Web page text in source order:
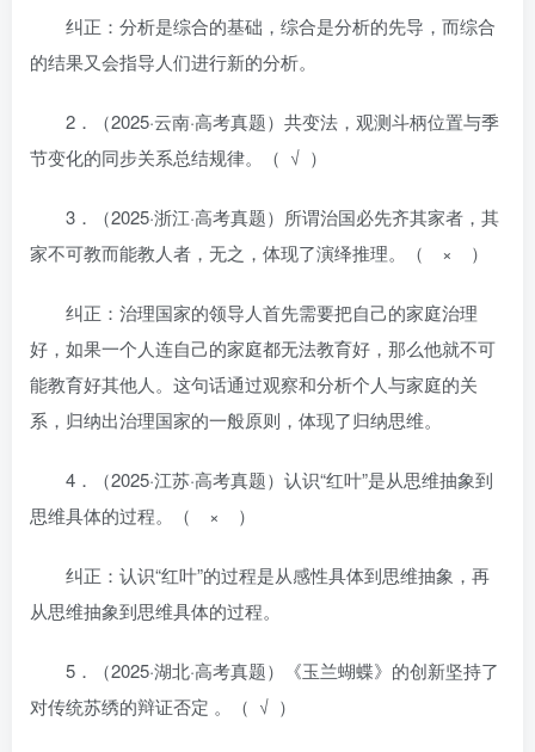
纠正：分析是综合的基础，综合是分析的先导，而综合
的结果又会指导人们进行新的分析。
2．（2025·云南·高考真题）共变法，观测斗柄位置与季
节变化的同步关系总结规律。（ √ ）
3．（2025·浙江·高考真题）所谓治国必先齐其家者，其
家不可教而能教人者，无之，体现了演绎推理。（ × ）
纠正：治理国家的领导人首先需要把自己的家庭治理
好，如果一个人连自己的家庭都无法教育好，那么他就不可
能教育好其他人。这句话通过观察和分析个人与家庭的关
系，归纳出治理国家的一般原则，体现了归纳思维。
4．（2025·江苏·高考真题）认识“红叶”是从思维抽象到
思维具体的过程。（ × ）
纠正：认识“红叶”的过程是从感性具体到思维抽象，再
从思维抽象到思维具体的过程。
5．（2025·湖北·高考真题）《玉兰蝴蝶》的创新坚持了
对传统苏绣的辩证否定 。（ √ ）